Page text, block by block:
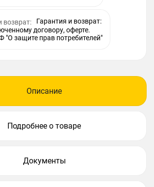
Гарантия и возврат:
договору, оферте.
"О защите прав потребителей"
Описание
Подробнее о товаре
Документы